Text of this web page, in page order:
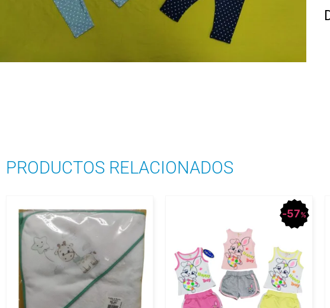
PRODUCTOS RELACIONADOS
57%